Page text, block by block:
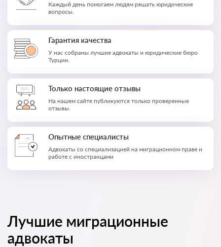
Каждый день помогаем людям решать юридические
вопросы.
Гарантия качества
У нас собраны лучшие адвокаты и юридические бюро
Турции.
Только настоящие отзывы
На нашем сайте публикуются только проверенные
отзывы.
Опытные специалисты
Адвокаты со специализацией на миграционном праве и
работе с иностранцами
Лучшие миграционные
адвокаты